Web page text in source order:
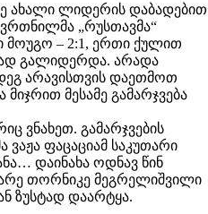
ახალი ლიდერის დაბადებით
„რუსთავმა“
მოუგო – 2:1, ერთი ქულით
გალიდერდა. არადა
არავისთვის დაეთმოთ
მესამე გამარჯვება
ვნახეთ. გამარჯვების
ფაცაციამ საკუთარი
დაინახა ოდნავ წინ
თორნიკე მეგრელიშვილი
ზუსტად დაარტყა.